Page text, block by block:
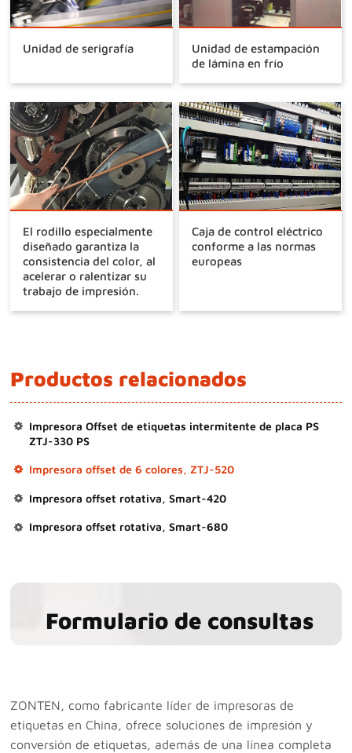
Unidad de serigrafía
Unidad de estampación
de lámina en frío
El rodillo especialmente
diseñado garantiza la
consistencia del color, al
acelerar o ralentizar su
trabajo de impresión.
Caja de control eléctrico
conforme a las normas
europeas
Productos relacionados
Impresora Offset de etiquetas intermitente de placa PS
ZTJ-330 PS
Impresora offset de 6 colores, ZTJ-520
Impresora offset rotativa, Smart-420
Impresora offset rotativa, Smart-680
Formulario de consultas
ZONTEN, como fabricante líder de impresoras de
etiquetas en China, ofrece soluciones de impresión y
conversión de etiquetas, además de una línea completa